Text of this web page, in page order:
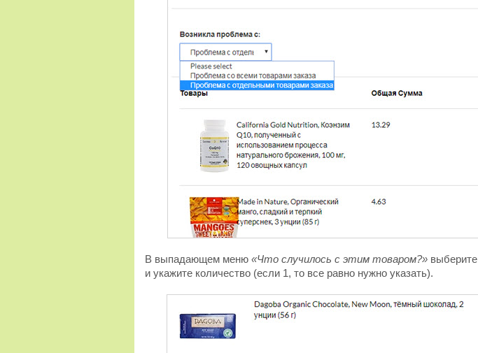
В выпадающем меню «Что случилось с этим товаром?» выберите
и укажите количество (если 1, то все равно нужно указать).